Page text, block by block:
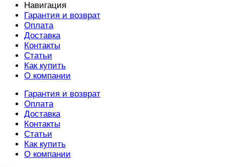
Навигация
Гарантия и возврат
Оплата
Доставка
Контакты
Статьи
Как купить
О компании
Гарантия и возврат
Оплата
Доставка
Контакты
Статьи
Как купить
О компании